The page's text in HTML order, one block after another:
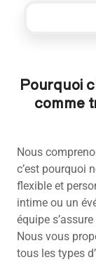
Pourquoi
comme
Nous
c’est pourquoi
flexible et
intime ou un
équipe
Nous vous
tous les types